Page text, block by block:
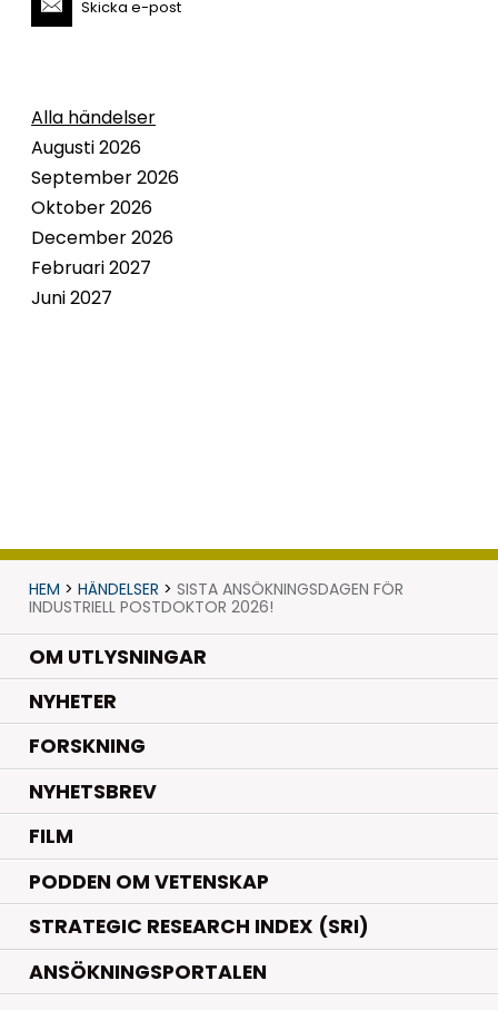
Skicka e-post
Alla händelser
Augusti 2026
September 2026
Oktober 2026
December 2026
Februari 2027
Juni 2027
HEM > HÄNDELSER > SISTA ANSÖKNINGSDAGEN FÖR
INDUSTRIELL POSTDOKTOR 2026!
OM UTLYSNINGAR
NYHETER.
FORSKNING.
NYHETSBREV
FILM
PODDEN OM VETENSKAP
STRATEGIC RESEARCH INDEX (SRI)
ANSÖKNINGSPORTALEN